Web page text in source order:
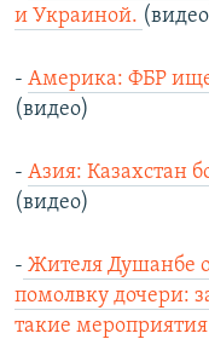
и Украиной.
- Америка: ФБР
(видео)
- Азия: Казахстан
(видео)
- Жителя Душанбе
помолвку дочери:
такие